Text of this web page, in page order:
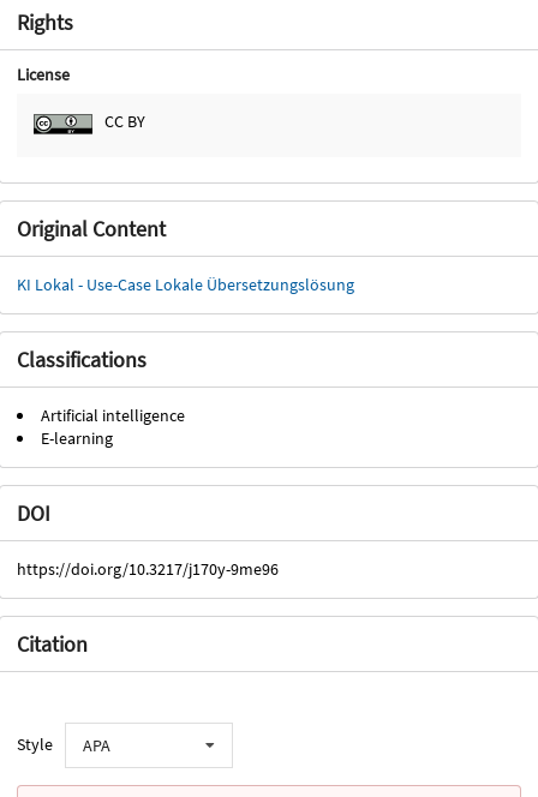
Rights
License
CC BY
Original Content
KI Lokal - Use-Case Lokale Übersetzungslösung
Classifications
Artificial intelligence
E-learning
DOI
https://doi.org/10.3217/j170y-9me96
Citation
Style APA